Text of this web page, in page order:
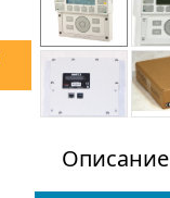
Описание